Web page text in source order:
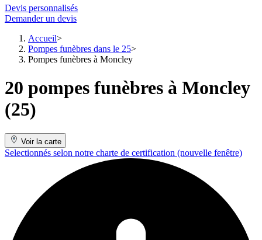
Devis personnalisés
Demander un devis
Accueil
Pompes funèbres dans le 25
Pompes funèbres à Moncley
20 pompes funèbres à Moncley
(25)
Voir la carte
Selectionnés selon notre charte de certification (nouvelle fenêtre)